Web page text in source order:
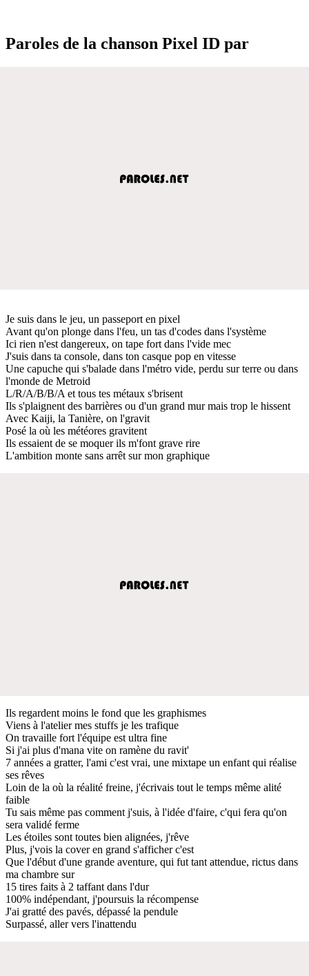
Paroles de la chanson Pixel ID par
Je suis dans le jeu, un passeport en pixel
Avant qu'on plonge dans l'feu, un tas d'codes dans l'système
Ici rien n'est dangereux, on tape fort dans l'vide mec
J'suis dans ta console, dans ton casque pop en vitesse
Une capuche qui s'balade dans l'métro vide, perdu sur terre ou dans
l'monde de Metroid
L/R/A/B/B/A et tous tes métaux s'brisent
Ils s'plaignent des barrières ou d'un grand mur mais trop le hissent
Avec Kaiji, la Tanière, on l'gravit
Posé la où les météores gravitent
Ils essaient de se moquer ils m'font grave rire
L'ambition monte sans arrêt sur mon graphique
Ils regardent moins le fond que les graphismes
Viens à l'atelier mes stuffs je les trafique
On travaille fort l'équipe est ultra fine
Si j'ai plus d'mana vite on ramène du ravit'
7 années a gratter, l'ami c'est vrai, une mixtape un enfant qui réalise
ses rêves
Loin de la où la réalité freine, j'écrivais tout le temps même alité
faible
Tu sais même pas comment j'suis, à l'idée d'faire, c'qui fera qu'on
sera validé ferme
Les étoiles sont toutes bien alignées, j'rêve
Plus, j'vois la cover en grand s'afficher c'est
Que l'début d'une grande aventure, qui fut tant attendue, rictus dans
ma chambre sur
15 tires faits à 2 taffant dans l'dur
100% indépendant, j'poursuis la récompense
J'ai gratté des pavés, dépassé la pendule
Surpassé, aller vers l'inattendu